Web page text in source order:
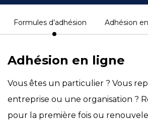
Formules d’adhésion Adhésion
Adhésion en ligne
Vous êtes un particulier ? Vous
entreprise ou une organisation ?
pour la première fois ou